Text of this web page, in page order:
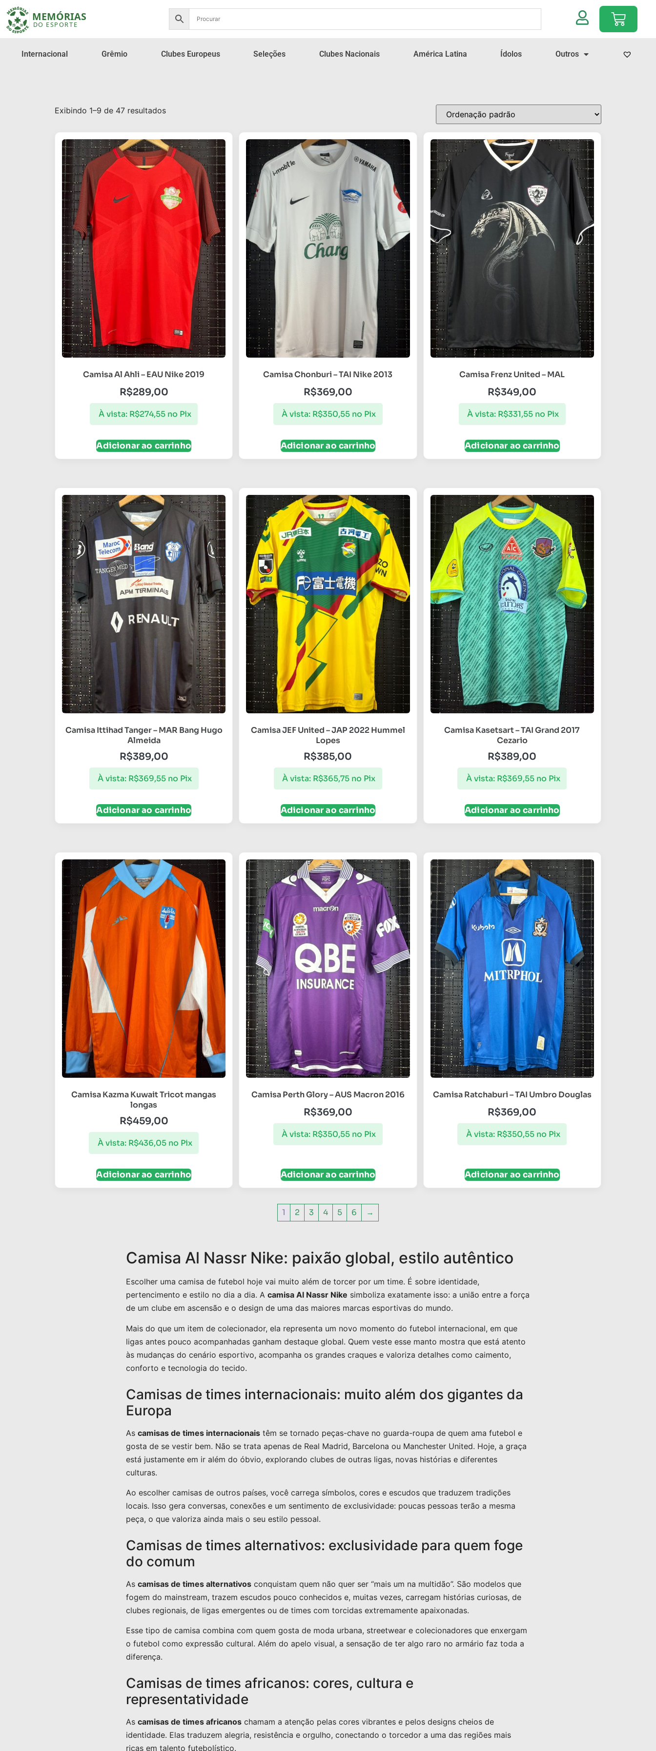
Internacional Grêmio Clubes Europeus Seleções Clubes Nacionais América Latina Ídolos Outros
Exibindo 1–9 de 47 resultados
Camisa Al Ahli – EAU Nike 2019
R$289,00
À vista: R$274,55 no Pix
Adicionar ao carrinho
Camisa Chonburi – TAI Nike 2013
R$369,00
À vista: R$350,55 no Pix
Adicionar ao carrinho
Camisa Frenz United – MAL
R$349,00
À vista: R$331,55 no Pix
Adicionar ao carrinho
Camisa Ittihad Tanger – MAR Bang Hugo
Almeida
R$389,00
À vista: R$369,55 no Pix
Adicionar ao carrinho
Camisa JEF United – JAP 2022 Hummel
Lopes
R$385,00
À vista: R$365,75 no Pix
Adicionar ao carrinho
Camisa Kasetsart – TAI Grand 2017
Cezario
R$389,00
À vista: R$369,55 no Pix
Adicionar ao carrinho
Camisa Kazma Kuwait Tricot mangas
longas
R$459,00
À vista: R$436,05 no Pix
Adicionar ao carrinho
Camisa Perth Glory – AUS Macron 2016
R$369,00
À vista: R$350,55 no Pix
Adicionar ao carrinho
Camisa Ratchaburi – TAI Umbro Douglas
R$369,00
À vista: R$350,55 no Pix
Adicionar ao carrinho
1 2 3 4 5 6 →
Camisa Al Nassr Nike: paixão global, estilo autêntico
Escolher uma camisa de futebol hoje vai muito além de torcer por um time. É sobre identidade,
pertencimento e estilo no dia a dia. A camisa Al Nassr Nike simboliza exatamente isso: a união entre a força
de um clube em ascensão e o design de uma das maiores marcas esportivas do mundo.
Mais do que um item de colecionador, ela representa um novo momento do futebol internacional, em que
ligas antes pouco acompanhadas ganham destaque global. Quem veste esse manto mostra que está atento
às mudanças do cenário esportivo, acompanha os grandes craques e valoriza detalhes como caimento,
conforto e tecnologia do tecido.
Camisas de times internacionais: muito além dos gigantes da
Europa
As camisas de times internacionais têm se tornado peças-chave no guarda-roupa de quem ama futebol e
gosta de se vestir bem. Não se trata apenas de Real Madrid, Barcelona ou Manchester United. Hoje, a graça
está justamente em ir além do óbvio, explorando clubes de outras ligas, novas histórias e diferentes
culturas.
Ao escolher camisas de outros países, você carrega símbolos, cores e escudos que traduzem tradições
locais. Isso gera conversas, conexões e um sentimento de exclusividade: poucas pessoas terão a mesma
peça, o que valoriza ainda mais o seu estilo pessoal.
Camisas de times alternativos: exclusividade para quem foge
do comum
As camisas de times alternativos conquistam quem não quer ser “mais um na multidão”. São modelos que
fogem do mainstream, trazem escudos pouco conhecidos e, muitas vezes, carregam histórias curiosas, de
clubes regionais, de ligas emergentes ou de times com torcidas extremamente apaixonadas.
Esse tipo de camisa combina com quem gosta de moda urbana, streetwear e colecionadores que enxergam
o futebol como expressão cultural. Além do apelo visual, a sensação de ter algo raro no armário faz toda a
diferença.
Camisas de times africanos: cores, cultura e
representatividade
As camisas de times africanos chamam a atenção pelas cores vibrantes e pelos designs cheios de
identidade. Elas traduzem alegria, resistência e orgulho, conectando o torcedor a uma das regiões mais
ricas em talento futebolístico.